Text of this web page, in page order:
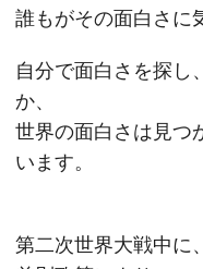
誰もがその面白さに
自分で面白さを探し
か、
世界の面白さは見つ
います。
第二次世界大戦中に